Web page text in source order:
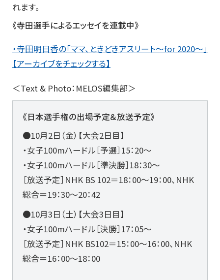
れます。
《寺田選手によるエッセイを連載中》
・寺田明日香の「ママ、ときどきアスリート〜for 2020〜」
【アーカイブをチェックする】
＜Text & Photo：MELOS編集部＞
《日本選手権の出場予定＆放送予定》
●10月2日（金）【大会2日目】
・女子100mハードル［予選］15：20〜
・女子100mハードル［準決勝］18：30〜
［放送予定］NHK BS 102＝18：00～19：00、NHK
総合＝19：30～20：42
●10月3日（土）【大会3日目】
・女子100mハードル［決勝］17：05〜
［放送予定］NHK BS102＝15：00～16：00、NHK
総合＝16：00～18：00